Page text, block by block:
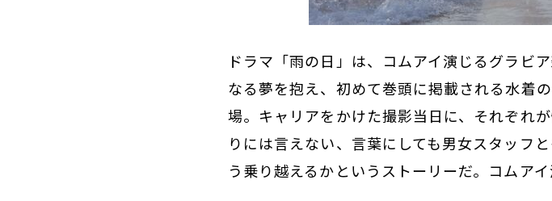
ドラマ「雨の日」は、コムアイ演じるグラビ
なる夢を抱え、初めて巻頭に掲載される水着
場。キャリアをかけた撮影当日に、それぞれ
りには言えない、言葉にしても男女スタッフ
う乗り越えるかというストーリーだ。コムア